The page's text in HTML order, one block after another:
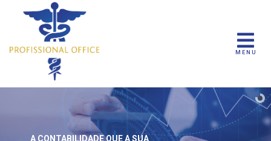
MENU
A CONTABILIDADE QUEA SUA